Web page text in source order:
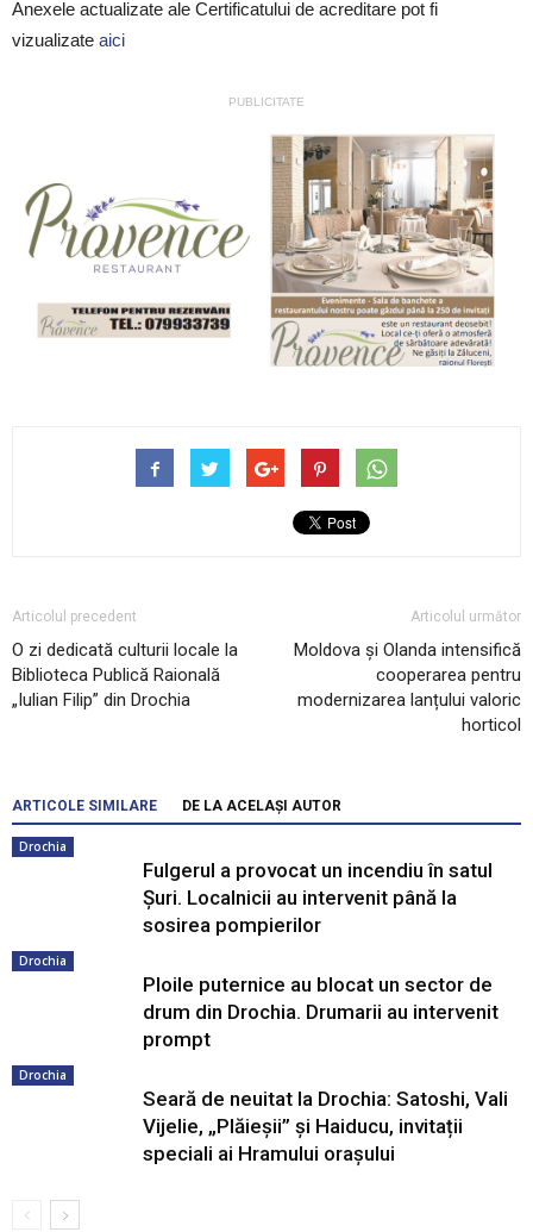
Anexele actualizate ale Certificatului de acreditare pot fi
vizualizate aici
PUBLICITATE
Articolul precedent
O zi dedicată culturii locale la
Biblioteca Publică Raională
„Iulian Filip” din Drochia
Articolul următor
Moldova și Olanda intensifică
cooperarea pentru
modernizarea lanțului valoric
horticol
ARTICOLE SIMILARE DE LA ACELAȘI AUTOR
Drochia
Fulgerul a provocat un incendiu în satul
Șuri. Localnicii au intervenit până la
sosirea pompierilor
Drochia
Ploile puternice au blocat un sector de
drum din Drochia. Drumarii au intervenit
prompt
Drochia
Seară de neuitat la Drochia: Satoshi, Vali
Vijelie, „Plăieșii” și Haiducu, invitații
speciali ai Hramului orașului